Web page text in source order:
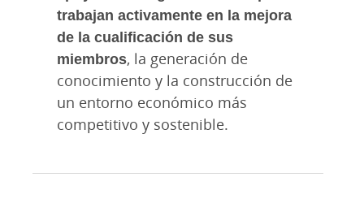
trabajan activamente en la mejora
de la cualificación de sus
miembros, la generación de
conocimiento y la construcción de
un entorno económico más
competitivo y sostenible.